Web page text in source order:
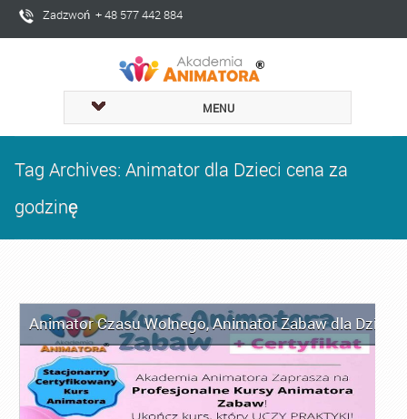
Zadzwoń + 48 577 442 884
MENU
Tag Archives: Animator dla Dzieci cena za
godzinę
Animator Czasu Wolnego,Animator Zabaw dla Dzieci